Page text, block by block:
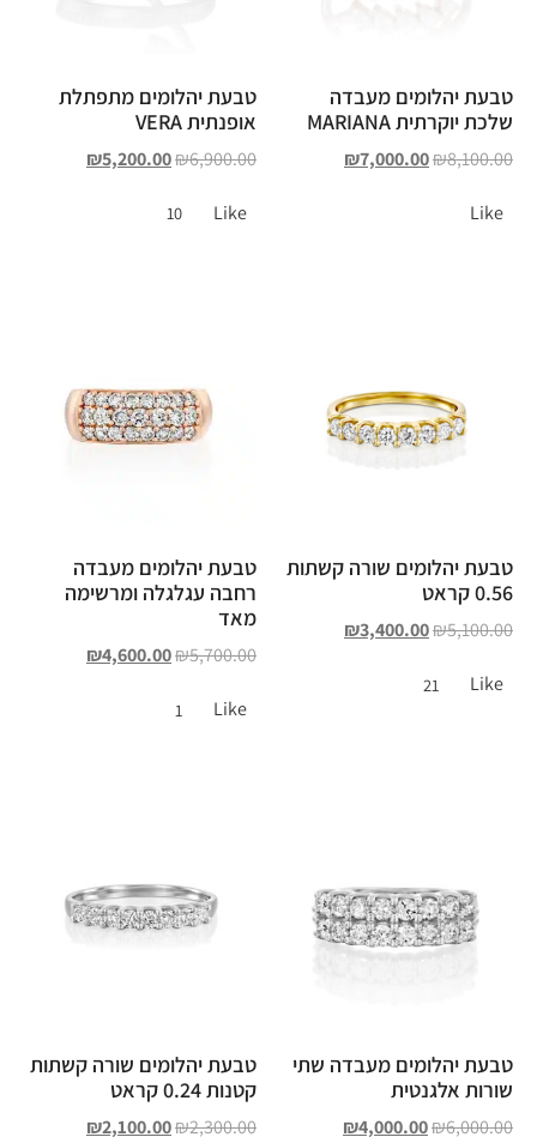
טבעת יהלומים מעבדה
שלכת יוקרתית MARIANA
₪8,100.00
₪7,000.00
Like
טבעת יהלומים מתפתלת
אופנתית VERA
₪6,900.00
₪5,200.00
Like
10
טבעת יהלומים שורה קשתות
0.56 קראט
₪5,100.00
₪3,400.00
Like
21
טבעת יהלומים מעבדה
רחבה עגלגלה ומרשימה
מאד
₪5,700.00
₪4,600.00
Like
1
טבעת יהלומים מעבדה שתי
שורות אלגנטית
₪6,000.00
₪4,000.00
טבעת יהלומים שורה קשתות
קטנות 0.24 קראט
₪2,300.00
₪2,100.00